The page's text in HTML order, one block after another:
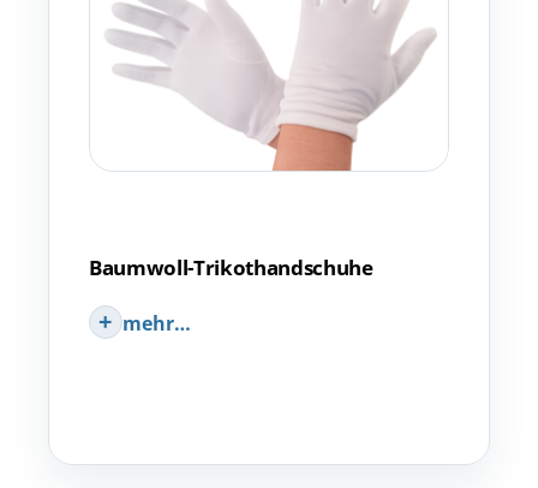
Baumwoll-Trikothandschuhe
mehr…